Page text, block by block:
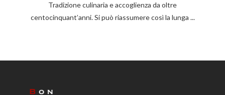
Tradizione culinaria e accoglienza da oltre
centocinquant’anni. Si può riassumere così la lunga ...